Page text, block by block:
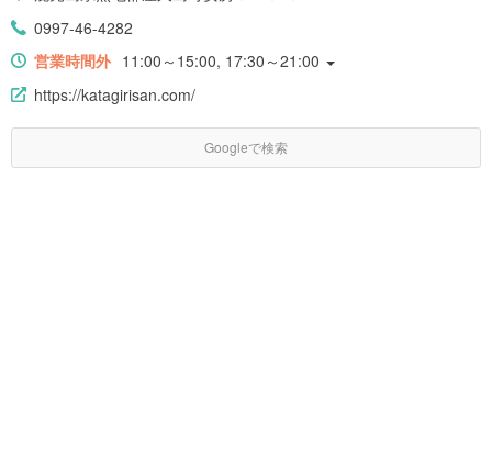
0997-46-4282
営業時間外 11:00～15:00, 17:30～21:00
https://katagirisan.com/
Googleで検索